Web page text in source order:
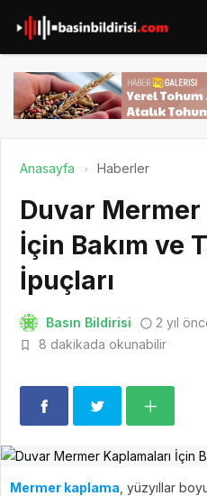
Anasayfa Haberler
Duvar Mermer
İçin Bakım ve
İpuçları
Basın Bildirisi 2 yıl
8 dakikada okunabilir
Mermer kaplama , yüzyıllar